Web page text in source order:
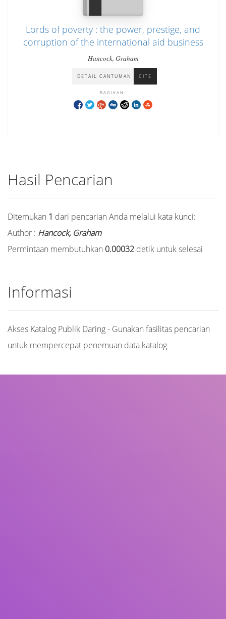
Lords of poverty : the power, prestige, and
corruption of the international aid business
Hancock, Graham
DETAIL CANTUMAN CITE
BAGIKAN:
Hasil Pencarian
Ditemukan 1 dari pencarian Anda melalui kata kunci:
Author : Hancock, Graham
Permintaan membutuhkan 0.00032 detik untuk selesai
Informasi
Akses Katalog Publik Daring - Gunakan fasilitas pencarian
untuk mempercepat penemuan data katalog